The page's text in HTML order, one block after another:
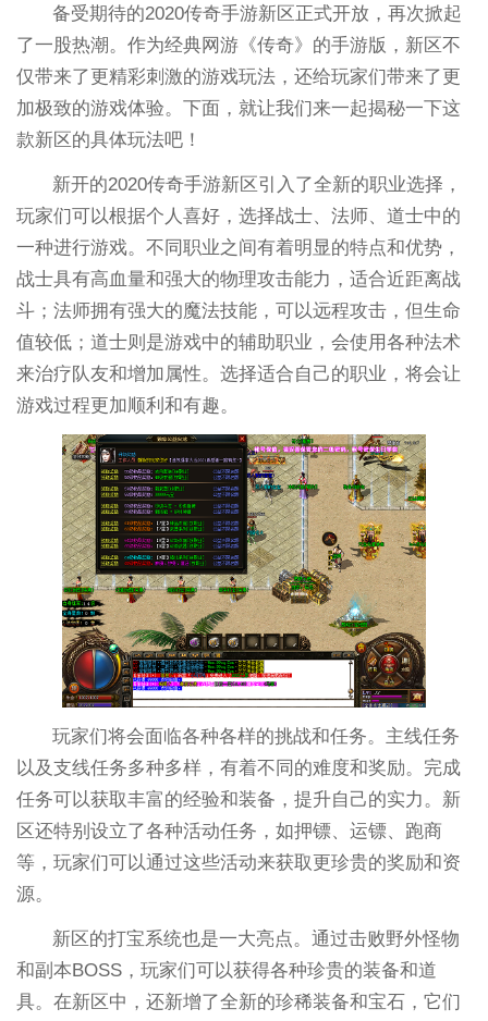
备受期待的2020传奇手游新区正式开放，再次掀起
了一股热潮。作为经典网游《传奇》的手游版，新区不
仅带来了更精彩刺激的游戏玩法，还给玩家们带来了更
加极致的游戏体验。下面，就让我们来一起揭秘一下这
款新区的具体玩法吧！
新开的2020传奇手游新区引入了全新的职业选择，
玩家们可以根据个人喜好，选择战士、法师、道士中的
一种进行游戏。不同职业之间有着明显的特点和优势，
战士具有高血量和强大的物理攻击能力，适合近距离战
斗；法师拥有强大的魔法技能，可以远程攻击，但生命
值较低；道士则是游戏中的辅助职业，会使用各种法术
来治疗队友和增加属性。选择适合自己的职业，将会让
游戏过程更加顺利和有趣。
玩家们将会面临各种各样的挑战和任务。主线任务
以及支线任务多种多样，有着不同的难度和奖励。完成
任务可以获取丰富的经验和装备，提升自己的实力。新
区还特别设立了各种活动任务，如押镖、运镖、跑商
等，玩家们可以通过这些活动来获取更珍贵的奖励和资
源。
新区的打宝系统也是一大亮点。通过击败野外怪物
和副本BOSS，玩家们可以获得各种珍贵的装备和道
具。在新区中，还新增了全新的珍稀装备和宝石，它们